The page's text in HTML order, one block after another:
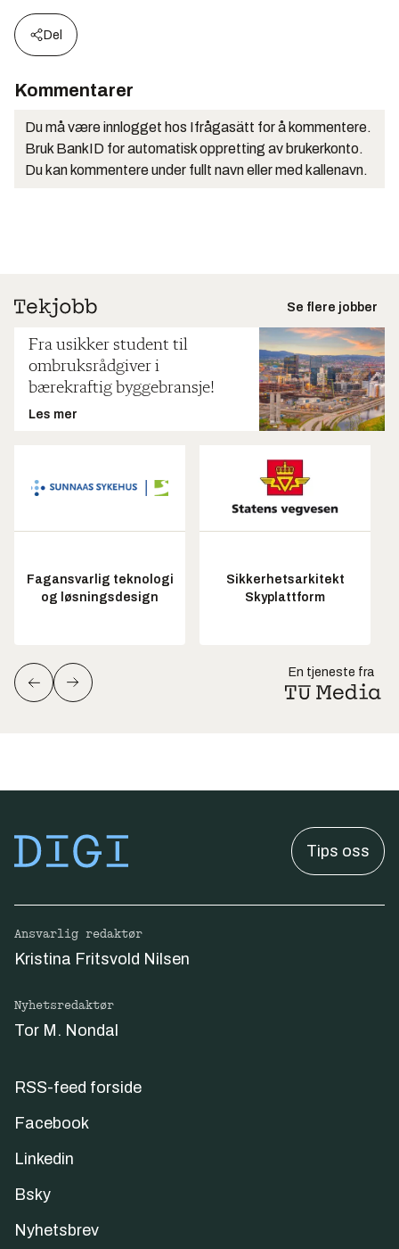
Del
Kommentarer
Du må være innlogget hos Ifrågasätt for å kommentere.
Bruk BankID for automatisk oppretting av brukerkonto.
Du kan kommentere under fullt navn eller med kallenavn.
Se flere jobber
Fra usikker student til
ombruksrådgiver i
bærekraftig byggebransje!
Les mer
Fagansvarlig teknologi
og løsningsdesign
Sikkerhetsarkitekt
Skyplattform
En tjeneste fra
Tips oss
Ansvarlig redaktør
Kristina Fritsvold Nilsen
Nyhetsredaktør
Tor M. Nondal
RSS-feed forside
Facebook
Linkedin
Bsky
Nyhetsbrev